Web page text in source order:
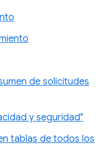
de solicitudes
y seguridad"
tablas de todos los